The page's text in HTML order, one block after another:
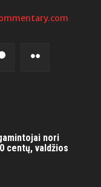
nori
centų, valdžios